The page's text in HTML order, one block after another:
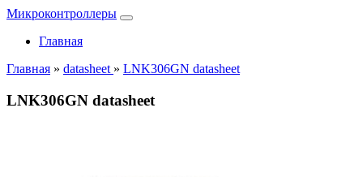
Микроконтроллеры
Главная
Главная » datasheet » LNK306GN datasheet
LNK306GN datasheet